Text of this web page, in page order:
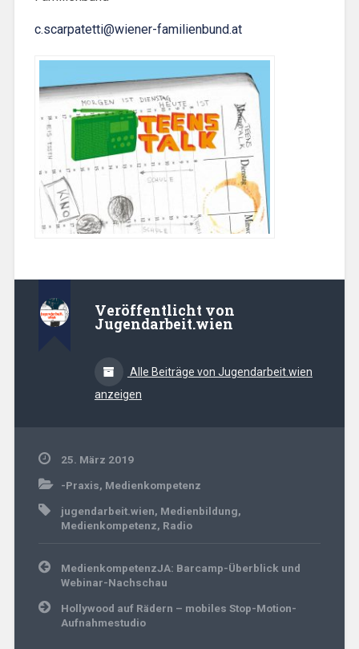
c.scarpatetti@wiener-familienbund.at
Veröffentlicht von
Jugendarbeit.wien
Alle Beiträge von Jugendarbeit.wien
anzeigen
25. März 2019
-Praxis, Medienkompetenz
jugendarbeit.wien, Medienbildung,
Medienkompetenz, Radio
Beitrags-
Navigation
MedienkompetenzJA: Barcamp-Überblick und
Webinar-Nachschau
Hollywood auf Rädern – mobiles Stop-Motion-
Aufnahmestudio